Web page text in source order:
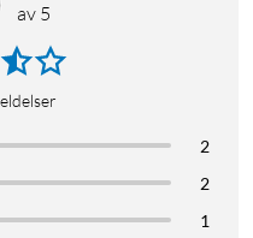
av 5
2
2
1